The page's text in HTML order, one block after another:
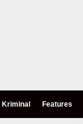
Kriminal Features